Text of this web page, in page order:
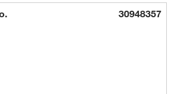
30948357